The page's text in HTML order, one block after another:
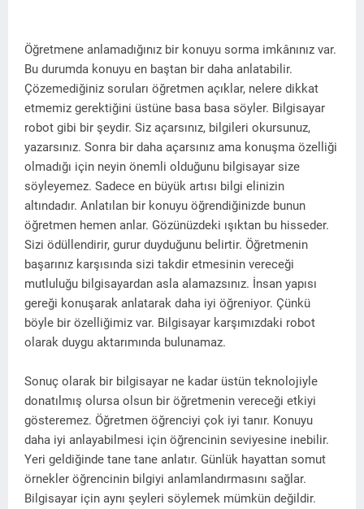
Öğretmene anlamadığınız bir konuyu sorma imkânınız var.
Bu durumda konuyu en baştan bir daha anlatabilir.
Çözemediğiniz soruları öğretmen açıklar, nelere dikkat
etmemiz gerektiğini üstüne basa basa söyler. Bilgisayar
robot gibi bir şeydir. Siz açarsınız, bilgileri okursunuz,
yazarsınız. Sonra bir daha açarsınız ama konuşma özelliği
olmadığı için neyin önemli olduğunu bilgisayar size
söyleyemez. Sadece en büyük artısı bilgi elinizin
altındadır. Anlatılan bir konuyu öğrendiğinizde bunun
öğretmen hemen anlar. Gözünüzdeki ışıktan bu hisseder.
Sizi ödüllendirir, gurur duyduğunu belirtir. Öğretmenin
başarınız karşısında sizi takdir etmesinin vereceği
mutluluğu bilgisayardan asla alamazsınız. İnsan yapısı
gereği konuşarak anlatarak daha iyi öğreniyor. Çünkü
böyle bir özelliğimiz var. Bilgisayar karşımızdaki robot
olarak duygu aktarımında bulunamaz.
Sonuç olarak bir bilgisayar ne kadar üstün teknolojiyle
donatılmış olursa olsun bir öğretmenin vereceği etkiyi
gösteremez. Öğretmen öğrenciyi çok iyi tanır. Konuyu
daha iyi anlayabilmesi için öğrencinin seviyesine inebilir.
Yeri geldiğinde tane tane anlatır. Günlük hayattan somut
örnekler öğrencinin bilgiyi anlamlandırmasını sağlar.
Bilgisayar için aynı şeyleri söylemek mümkün değildir.